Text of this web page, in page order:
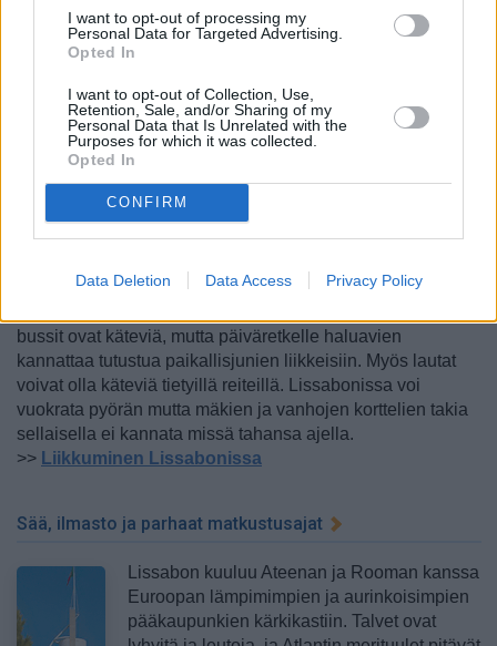
I want to opt-out of processing my
Personal Data for Targeted Advertising.
Opted In
I want to opt-out of Collection, Use,
Retention, Sale, and/or Sharing of my
Personal Data that Is Unrelated with the
Purposes for which it was collected.
Opted In
CONFIRM
Data Deletion Data Access Privacy Policy
on metroyhteys muualle kaupunkiin. >>Saapuminen
Lissaboniin ja siirtyminen eteenpäin
Liikkuminen Lissabonissa
Lissabonissa voi ydinkeskustassa ja
yksittäisten kaupunginosien alueella kävellä
ylös jyrkkiä mäkiä, ja metrolla pääsee
laidalta toiselle. Raitiovaunut liikkuvat sinne
bussit ovat käteviä, mutta päiväretkelle haluavien
kannattaa tutustua paikallisjunien liikkeisiin. Myös lautat
voivat olla käteviä tietyillä reiteillä. Lissabonissa voi
vuokrata pyörän mutta mäkien ja vanhojen korttelien takia
sellaisella ei kannata missä tahansa ajella.
>> Liikkuminen Lissabonissa
Sää, ilmasto ja parhaat matkustusajat
Lissabon kuuluu Ateenan ja Rooman kanssa
Euroopan lämpimimpien ja aurinkoisimpien
pääkaupunkien kärkikastiin. Talvet ovat